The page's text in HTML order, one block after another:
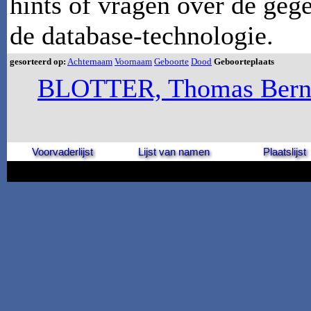
de database-technologie.
gesorteerd op: Achternaam Voornaam Geboorte Dood Geboorteplaats
BLOTTER, Thomas
Voorvaderlijst Lijst van namen Plaatslijst